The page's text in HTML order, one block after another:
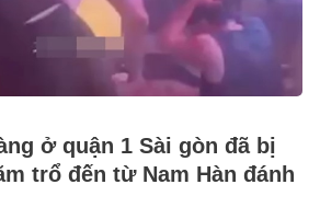
ở quận 1 Sài gòn đã bị
trổ đến từ Nam Hàn đánh